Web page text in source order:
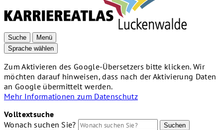
Suche
Menü
Sprache wählen
Zum Aktivieren des Google-Übersetzers bitte klicken. Wir
möchten darauf hinweisen, dass nach der Aktivierung Daten
an Google übermittelt werden.
Mehr Informationen zum Datenschutz
Volltextsuche
Wonach suchen Sie?
Suchen